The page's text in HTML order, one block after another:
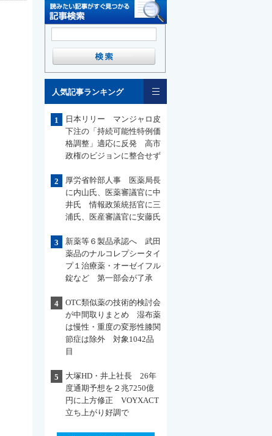
人気記事ランキング
1
日本リリー マンジャロ皮
下注の「持続可能性特例価
格調整」適応に反発 高市
政権のビジョンに整合せず
2
厚労省幹部人事 医薬局長
に内山氏、医薬審議官に中
井氏 情報政策統括官に三
浦氏、医産審議官に安藤氏
3
新薬等６製品承認へ 武田
薬品のナルコレプシータイ
プ１治療薬・オーゼイフル
錠など 第一部会が了承
4
OTC類似薬の技術的検討会
が中間取りまとめ 湿布薬
は慢性・重度の変形性膝関
節症は除外 対象1042品
目
5
大塚HD・井上社長 26年
度通期予想を２兆7250億
円に上方修正 VOYXACT
立ち上がり好調で